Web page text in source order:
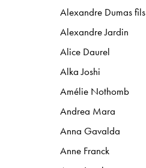
Alexandre Dumas fils
Alexandre Jardin
Alice Daurel
Alka Joshi
Amélie Nothomb
Andrea Mara
Anna Gavalda
Anne Franck